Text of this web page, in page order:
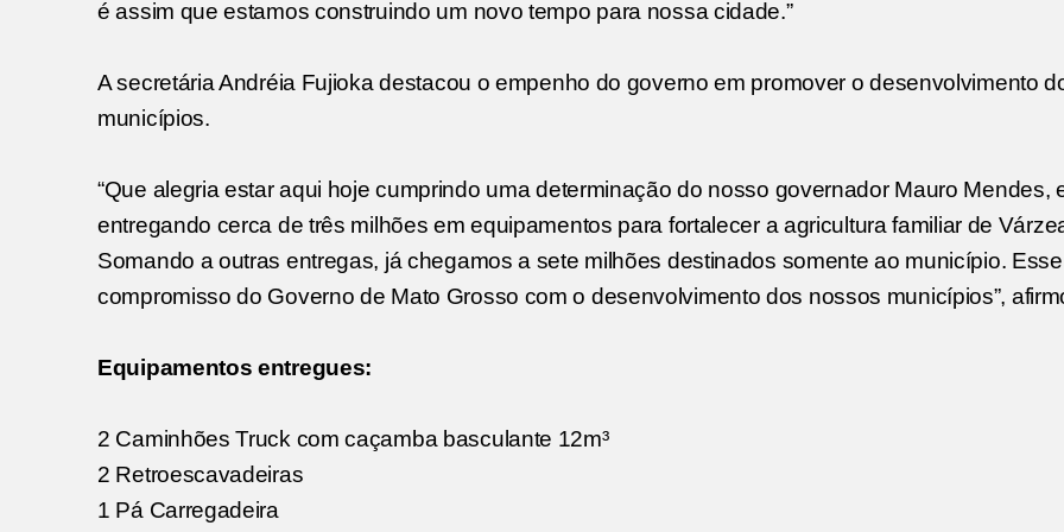
é assim que estamos construindo um novo tempo para nossa cidade.”
A secretária Andréia Fujioka destacou o empenho do governo em promover o desenvolvimento
municípios.
“Que alegria estar aqui hoje cumprindo uma determinação do nosso governador Mauro Mendes,
entregando cerca de três milhões em equipamentos para fortalecer a agricultura familiar de
Somando a outras entregas, já chegamos a sete milhões destinados somente ao município. Esse
compromisso do Governo de Mato Grosso com o desenvolvimento dos nossos municípios”,
Equipamentos entregues:
2 Caminhões Truck com caçamba basculante 12m³
2 Retroescavadeiras
1 Pá Carregadeira